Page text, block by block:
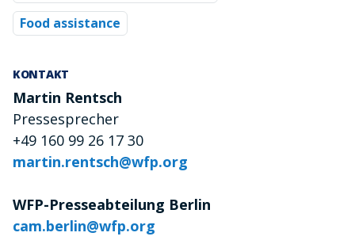
Food assistance
KONTAKT
Martin Rentsch
Pressesprecher
+49 160 99 26 17 30
martin.rentsch@wfp.org
WFP-Presseabteilung Berlin
cam.berlin@wfp.org